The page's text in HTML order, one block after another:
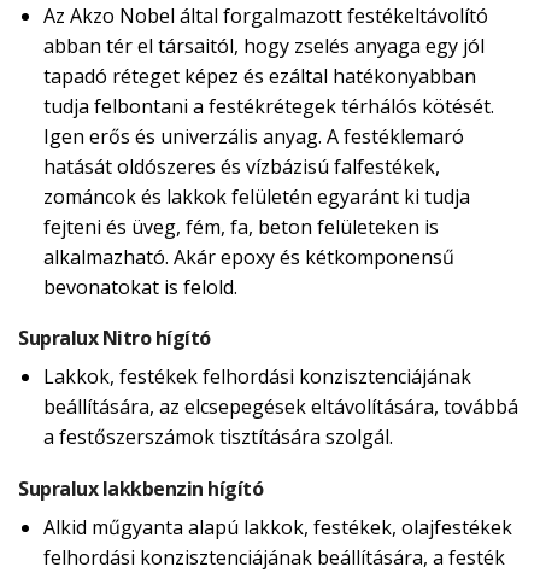
Az Akzo Nobel által forgalmazott festékeltávolító
abban tér el társaitól, hogy zselés anyaga egy jól
tapadó réteget képez és ezáltal hatékonyabban
tudja felbontani a festékrétegek térhálós kötését.
Igen erős és univerzális anyag. A festéklemaró
hatását oldószeres és vízbázisú falfestékek,
zománcok és lakkok felületén egyaránt ki tudja
fejteni és üveg, fém, fa, beton felületeken is
alkalmazható. Akár epoxy és kétkomponensű
bevonatokat is felold.
Supralux Nitro hígító
Lakkok, festékek felhordási konzisztenciájának
beállítására, az elcsepegések eltávolítására, továbbá
a festőszerszámok tisztítására szolgál.
Supralux lakkbenzin hígító
Alkid műgyanta alapú lakkok, festékek, olajfestékek
felhordási konzisztenciájának beállítására, a festék